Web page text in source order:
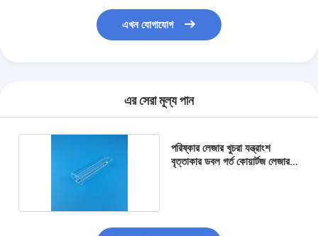
এখন যোগাযোগ
এর সেরা মূল্য পান
পরিষ্কার লেজার খুচরা যন্ত্রাংশ
বৃত্তাকার ডবল গর্ত কোয়ার্টজ লেজার